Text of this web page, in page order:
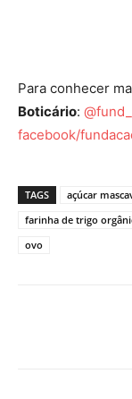
Para conhecer
Boticário:
facebook/
TAGS açúcar
farinha de trigo
ovo